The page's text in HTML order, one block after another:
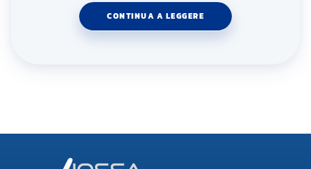
CONTINUA A LEGGERE